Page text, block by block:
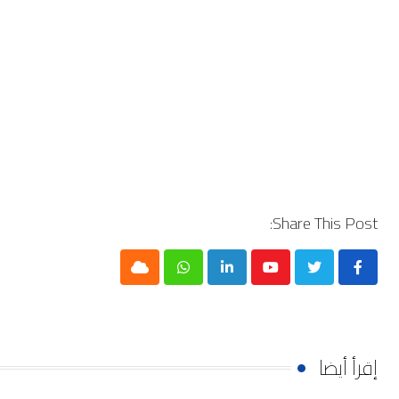
Share This Post:
Youtube
LinkedIn
Whatsapp
Cloud
إقرأ أيضا